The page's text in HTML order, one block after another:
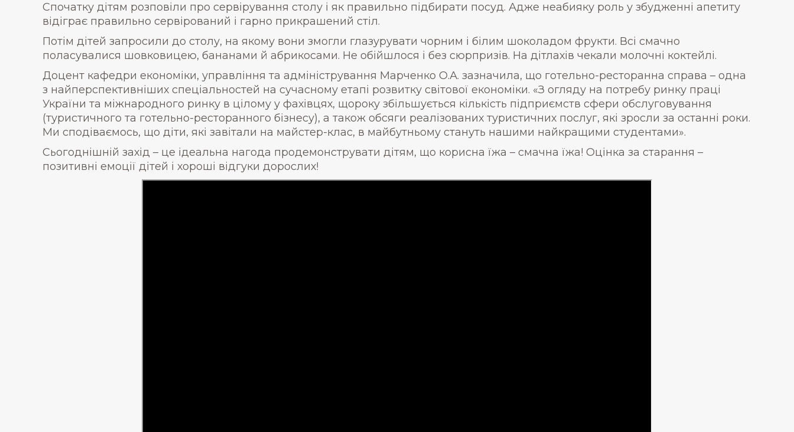
Спочатку дітям розповіли про сервірування столу і як правильно підбирати посуд. Адже неабияку роль у збудженні апетиту
відіграє правильно сервірований і гарно прикрашений стіл.
Потім дітей запросили до столу, на якому вони змогли глазурувати чорним і білим шоколадом фрукти. Всі смачно
поласувалися шовковицею, бананами й абрикосами. Не обійшлося і без сюрпризів. На дітлахів чекали молочні коктейлі.
Доцент кафедри економіки, управління та адміністрування Марченко О.А. зазначила, що готельно-ресторанна справа – одна
з найперспективніших спеціальностей на сучасному етапі розвитку світової економіки. «З огляду на потребу ринку праці
України та міжнародного ринку в цілому у фахівцях, щороку збільшується кількість підприємств сфери обслуговування
(туристичного та готельно-ресторанного бізнесу), а також обсяги реалізованих туристичних послуг, які зросли за останні роки.
Ми сподіваємось, що діти, які завітали на майстер-клас, в майбутньому стануть нашими найкращими студентами».
Сьогоднішній захід – це ідеальна нагода продемонструвати дітям, що корисна їжа – смачна їжа! Оцінка за старання –
позитивні емоції дітей і хороші відгуки дорослих!